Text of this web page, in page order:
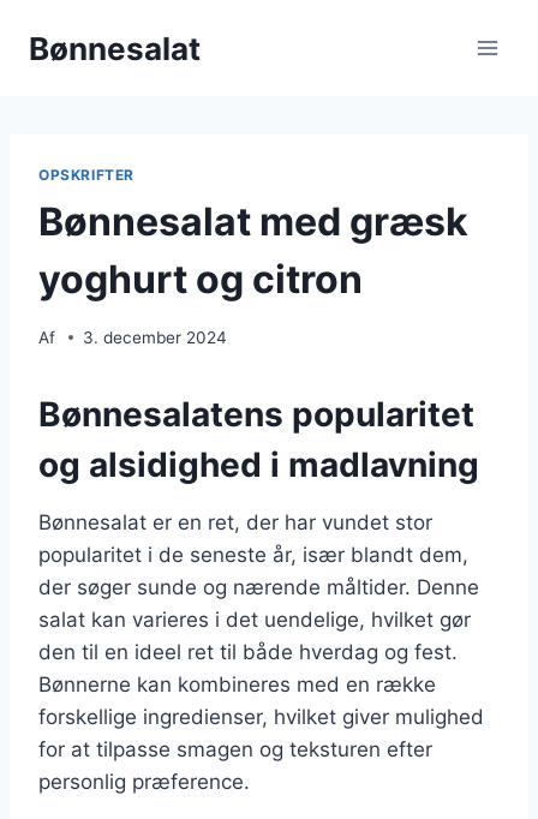
Bønnesalat
OPSKRIFTER
Bønnesalat med græsk
yoghurt og citron
Af 3. december 2024
Bønnesalatens popularitet
og alsidighed i madlavning
Bønnesalat er en ret, der har vundet stor
popularitet i de seneste år, især blandt dem,
der søger sunde og nærende måltider. Denne
salat kan varieres i det uendelige, hvilket gør
den til en ideel ret til både hverdag og fest.
Bønnerne kan kombineres med en række
forskellige ingredienser, hvilket giver mulighed
for at tilpasse smagen og teksturen efter
personlig præference.